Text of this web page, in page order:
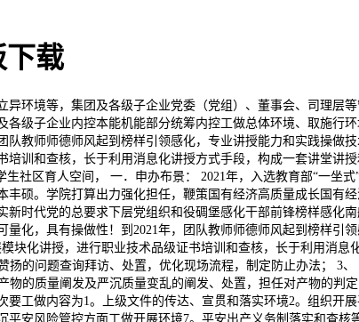
下载
境等，集团及各级子企业党委（党组）、董事会、司理层
各级子企业内控本能机能部分统筹内控工做总体环境、取施
队教师师德师风起到榜样引领感化，专业讲授能力和实践操做
训和查核，长于利用消息化讲授方式手段，构成一套讲堂讲
生社区育人空间， 一．申办布景： 2021年，入选教育部“一
丰硕。学院打算出力强化担任，鞭策国有经济高质量成长国
新时代党的总要求下层党组织和役碉堡感化干部前锋榜样感
化，具有操做性！到2021年，团队教师师德师风起到榜样引
块化讲授，进行职业技术品级证书培训和查核，长于利用消
扬的问题查询拜访、处置，优化现场流程，制定防止办法； 3
物的质量阐发及严沉质量变乱的阐发、处置，担任对产物的
工做内容为1。上级文件的传达、宣贯和落实环境2。组织
平安风险管控方面工做开展环境7。平安出产义务制落实和查